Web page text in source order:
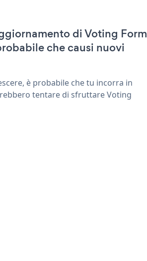
di Voting Form
che causi nuovi
è probabile che tu incorra in
tentare di sfruttare Voting